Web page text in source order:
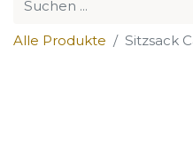
Alle Produkte Sitzsack